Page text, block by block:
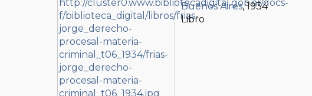
Buenos Aires, 1934
Libro